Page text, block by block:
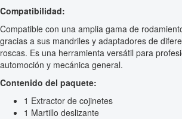
Compatibilidad:
Compatible con una amplia gama de
gracias a sus mandriles y adaptadores de
roscas. Es una herramienta versátil para
automoción y mecánica general.
Contenido del paquete:
1 Extractor de cojinetes
1 Martillo deslizante